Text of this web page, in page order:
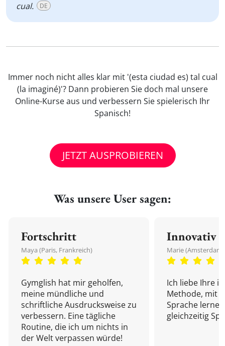
cual.
DE
Immer noch nicht alles klar mit '(esta ciudad es) tal cual
(la imaginé)'? Dann probieren Sie doch mal unsere
Online-Kurse aus und verbessern Sie spielerisch Ihr
Spanisch!
JETZT AUSPROBIEREN
Was unsere User sagen:
Fortschritt
Maya (Paris, Frankreich)
Gymglish hat mir geholfen,
meine mündliche und
schriftliche Ausdrucksweise zu
verbessern. Eine tägliche
Routine, die ich um nichts in
der Welt verpassen würde!
Innovativ
Marie
Ich liebe Ihre
Methode, mit
Sprache
gleichzeitig